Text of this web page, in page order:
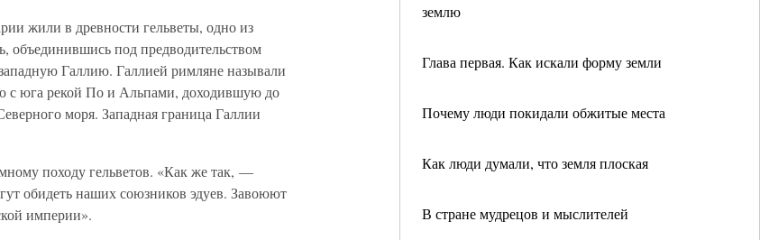
землю
Глава первая. Как искали форму земли
Почему люди покидали обжитые места
Как люди думали, что земля плоская
В стране мудрецов и мыслителей
жили в древности гельветы, одно из
объединившись под предводительством
Галлию. Галлией римляне называли
с юга рекой По и Альпами, доходившую до
моря. Западная граница Галлии
походу гельветов. «Как же так, —
обидеть наших союзников эдуев. Завоюют
империи».